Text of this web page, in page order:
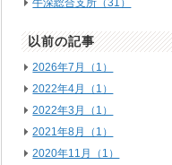
牛深総合支所（31）
以前の記事
2026年7月（1）
2022年4月（1）
2022年3月（1）
2021年8月（1）
2020年11月（1）